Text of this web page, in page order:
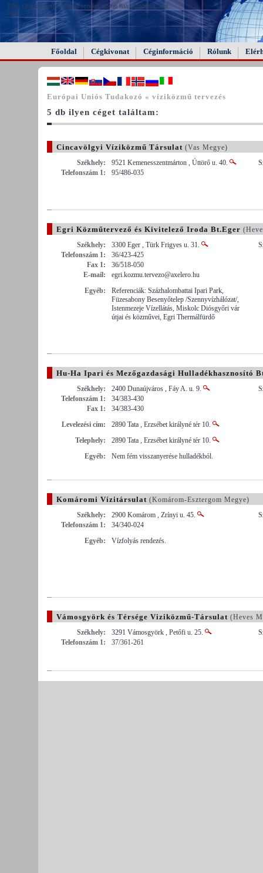
FAIL (the browser should render some flash content, not
this).
Főoldal Cégkivonat Céginformáció Rólunk
Európai Uniós Tudakozó « víziközmű tervezés
5 db ilyen céget találtam:
Cincavölgyi Víziközmű Társulat (Vas Megye)
Székhely:
9521 Kemenesszentmárton , Úttörő u. 40.
Telefonszám 1:
95/486-035
Egri Közműtervező és Kivitelező Iroda Bt.Eger
Székhely:
3300 Eger , Türk Frigyes u. 31.
Telefonszám 1:
36/423-425
Fax 1:
36/518-050
E-mail:
egri.kozmu.tervezo@axelero.hu
Egyéb:
Referenciák: Százhalombattai Ipari Park,
Füzesabony Besenyőtelep /Szennyvízhálózat/,
Istenmezeje Vízellátás, Miskolc Diósgyőri vár
útjai és közművei, Egri Thermálfürdő
Hu-Ha Ipari és Mezőgazdasági Hulladékhasznosító
Székhely:
2400 Dunaújváros , Fáy A. u. 9.
Telefonszám 1:
34/383-430
Fax 1:
34/383-430
Levelezési cím:
2890 Tata , Erzsébet királyné tér 10.
Telephely:
2890 Tata , Erzsébet királyné tér 10.
Egyéb:
Nem fém visszanyerése hulladékból.
Komáromi Vízitársulat (Komárom-Esztergom Megye)
Székhely:
2900 Komárom , Zrínyi u. 45.
Telefonszám 1:
34/340-024
Egyéb:
Vízfolyás rendezés.
Vámosgyörk és Térsége Viziközmű-Társulat (Heves
Székhely:
3291 Vámosgyörk , Petőfi u. 25.
Telefonszám 1:
37/361-261